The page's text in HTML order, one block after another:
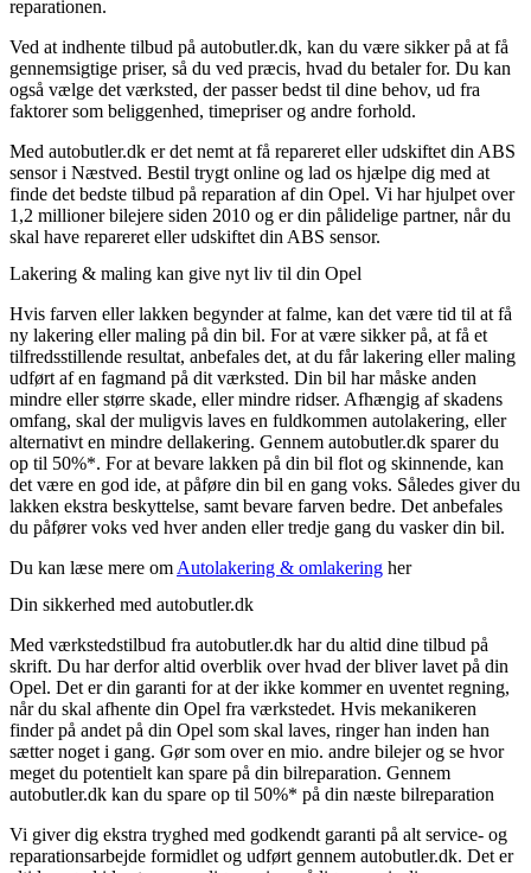
reparationen.
Ved at indhente tilbud på autobutler.dk, kan du være sikker på at få
gennemsigtige priser, så du ved præcis, hvad du betaler for. Du kan
også vælge det værksted, der passer bedst til dine behov, ud fra
faktorer som beliggenhed, timepriser og andre forhold.
Med autobutler.dk er det nemt at få repareret eller udskiftet din ABS
sensor i Næstved. Bestil trygt online og lad os hjælpe dig med at
finde det bedste tilbud på reparation af din Opel. Vi har hjulpet over
1,2 millioner bilejere siden 2010 og er din pålidelige partner, når du
skal have repareret eller udskiftet din ABS sensor.
Lakering & maling kan give nyt liv til din Opel
Hvis farven eller lakken begynder at falme, kan det være tid til at få
ny lakering eller maling på din bil. For at være sikker på, at få et
tilfredsstillende resultat, anbefales det, at du får lakering eller maling
udført af en fagmand på dit værksted. Din bil har måske anden
mindre eller større skade, eller mindre ridser. Afhængig af skadens
omfang, skal der muligvis laves en fuldkommen autolakering, eller
alternativt en mindre dellakering. Gennem autobutler.dk sparer du
op til 50%*. For at bevare lakken på din bil flot og skinnende, kan
det være en god ide, at påføre din bil en gang voks. Således giver du
lakken ekstra beskyttelse, samt bevare farven bedre. Det anbefales
du påfører voks ved hver anden eller tredje gang du vasker din bil.
Du kan læse mere om Autolakering & omlakering her
Din sikkerhed med autobutler.dk
Med værkstedstilbud fra autobutler.dk har du altid dine tilbud på
skrift. Du har derfor altid overblik over hvad der bliver lavet på din
Opel. Det er din garanti for at der ikke kommer en uventet regning,
når du skal afhente din Opel fra værkstedet. Hvis mekanikeren
finder på andet på din Opel som skal laves, ringer han inden han
sætter noget i gang. Gør som over en mio. andre bilejer og se hvor
meget du potentielt kan spare på din bilreparation. Gennem
autobutler.dk kan du spare op til 50%* på din næste bilreparation
Vi giver dig ekstra tryghed med godkendt garanti på alt service- og
reparationsarbejde formidlet og udført gennem autobutler.dk. Det er